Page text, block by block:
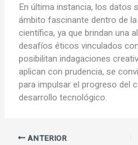
En última instancia, los datos
ámbito fascinante dentro de
científica, ya que brindan una
desafíos éticos vinculados
posibilitan indagaciones
aplican con prudencia, se
para impulsar el progreso del
desarrollo tecnológico.
ANTERIOR